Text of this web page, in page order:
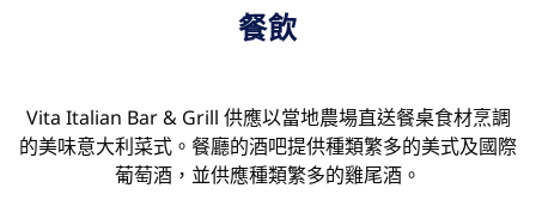
餐飲
Vita Italian Bar & Grill 供應以當地農場直送餐桌食材烹調
的美味意大利菜式。餐廳的酒吧提供種類繁多的美式及國際
葡萄酒，並供應種類繁多的雞尾酒。